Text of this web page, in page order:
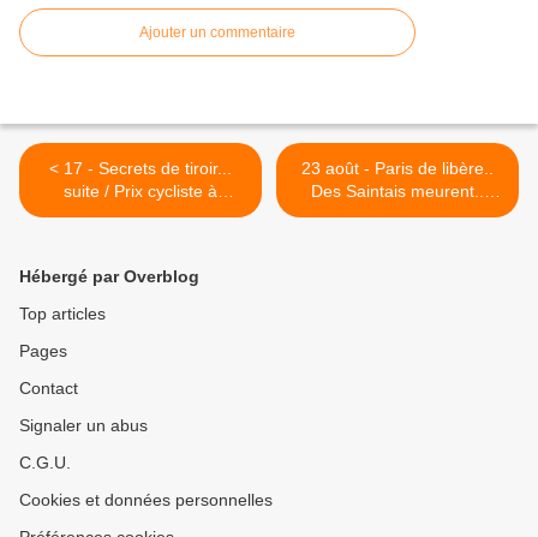
Ajouter un commentaire
< 17 - Secrets de tiroir...
suite / Prix cycliste à
Saintes: Marcel Bergereau
Saulnier, blessé à mort qui
a survécu: Ses croquis -
23 août - Paris de libère..
Des Saintais meurent..
encore - Flânerie
Hébergé par Overblog
Top articles
Pages
Contact
Signaler un abus
C.G.U.
Cookies et données personnelles